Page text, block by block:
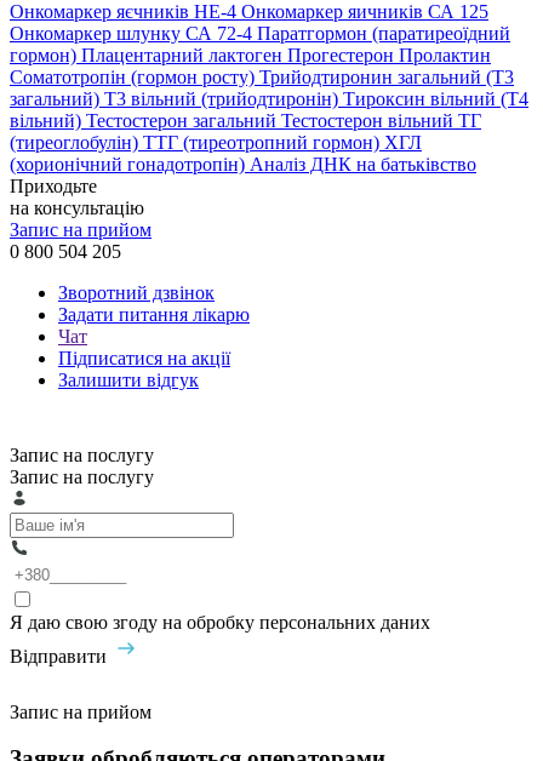
Онкомаркер яєчників НЕ-4 Онкомаркер яичників СА 125
Онкомаркер шлунку СА 72-4 Паратгормон (паратиреоїдний
гормон) Плацентарний лактоген Прогестерон Пролактин
Соматотропін (гормон росту) Трийодтиронин загальний (Т3
загальний) Т3 вільний (трийодтиронін) Тироксин вільний (Т4
вільний) Тестостерон загальний Тестостерон вільний ТГ
(тиреоглобулін) ТТГ (тиреотропний гормон) ХГЛ
(хорионічний гонадотропін) Аналіз ДНК на батьківство
Приходьте
на консультацію
Запис на прийом
0 800 504 205
Зворотний дзвінок
Задати питання лікарю
Чат
Підписатися на акції
Залишити відгук
Запис на послугу
Запис на послугу
Я даю свою згоду на обробку персональних даних
Відправити
Запис на прийом